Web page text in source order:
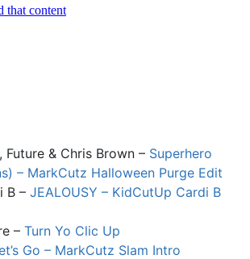
Future & Chris Brown – Superhero
– MarkCutz Halloween Purge Edit
B – JEALOUSY – KidCutUp Cardi B
– Turn Yo Clic Up
Go – MarkCutz Slam Intro